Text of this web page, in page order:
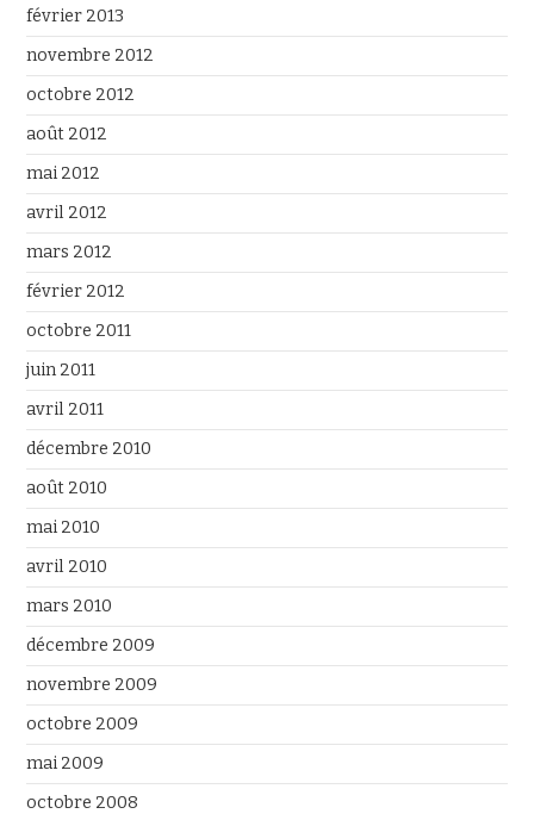
février 2013
novembre 2012
octobre 2012
août 2012
mai 2012
avril 2012
mars 2012
février 2012
octobre 2011
juin 2011
avril 2011
décembre 2010
août 2010
mai 2010
avril 2010
mars 2010
décembre 2009
novembre 2009
octobre 2009
mai 2009
octobre 2008